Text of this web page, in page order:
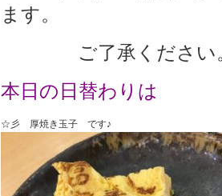
ます。
ご了承ください
本日の日替わりは
☆彡 厚焼き玉子 です♪